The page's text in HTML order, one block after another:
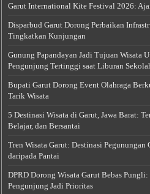
Garut International Kite Festival 2026:
Disparbud Garut Dorong Perbaikan
Tingkatkan Kunjungan
Gunung Papandayan Jadi Tujuan Wisata
Pengunjung Tertinggi saat Liburan
Bupati Garut Dorong Event Olahraga
Tarik Wisata
5 Destinasi Wisata di Garut, Jawa Barat:
Belajar, dan Bersantai
Tren Wisata Garut: Destinasi
daripada Pantai
DPRD Dorong Wisata Garut Bebas
Pengunjung Jadi Prioritas